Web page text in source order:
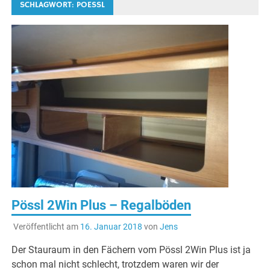
SCHLAGWORT: POESSL
Pössl 2Win Plus – Regalböden
Veröffentlicht am 16. Januar 2018 von Jens
Der Stauraum in den Fächern vom Pössl 2Win Plus ist ja
schon mal nicht schlecht, trotzdem waren wir der